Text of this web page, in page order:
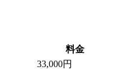
料金
33,000円